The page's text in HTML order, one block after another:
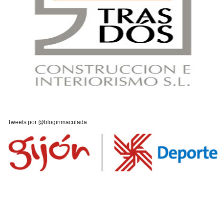
Tweets por @bloginmaculada